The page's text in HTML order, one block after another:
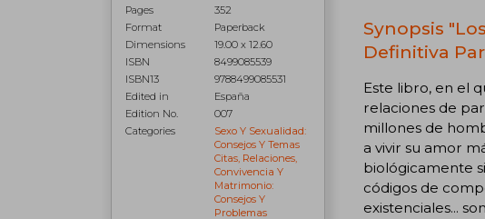
Pages
352
Format
Paperback
Dimensions
19.00 x 12.60
ISBN
8499085539
ISBN13
9788499085531
Edited in
España
Edition No.
007
Categories
Sexo Y Sexualidad:
Consejos Y Temas
Citas, Relaciones,
Convivencia Y
Matrimonio:
Consejos Y
Problemas
Synopsis
Definitiva
Este libro, en el
relaciones de
millones de
a vivir su amor
biológicamente
códigos de
existenciales...